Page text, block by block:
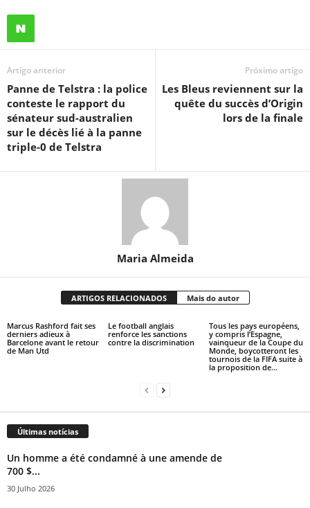
Artigo anterior
Panne de Telstra : la police
conteste le rapport du
sénateur sud-australien
sur le décès lié à la panne
triple-0 de Telstra
Próximo artigo
Les Bleus reviennent sur la
quête du succès d’Origin
lors de la finale
Maria Almeida
ARTIGOS RELACIONADOS Mais do autor
Marcus Rashford fait ses
derniers adieux à
Barcelone avant le retour
de Man Utd
Le football anglais
renforce les sanctions
contre la discrimination
Tous les pays européens,
y compris l’Espagne,
vainqueur de la Coupe du
Monde, boycotteront les
tournois de la FIFA suite à
la proposition de...
Últimas notícias
Un homme a été condamné à une amende de
700 $...
30 Julho 2026